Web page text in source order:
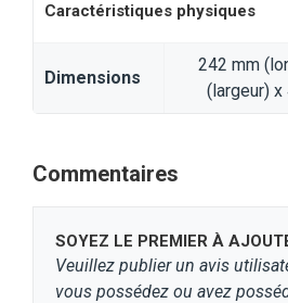
Caractéristiques physiques
Dimensions
242 mm
(largeur) x
Commentaires
SOYEZ LE PREMIER À
Veuillez publier un avis
vous possédez ou avez